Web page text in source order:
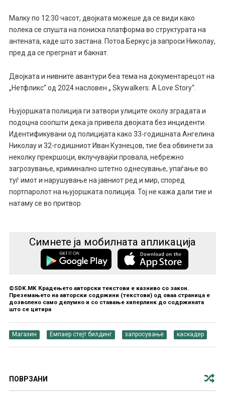
Малку по 12:30 часот, двојката можеше да се види како
полека се спушта на пониска платформа во структурата на
антената, каде што застана. Потоа Беркус ја запроси Николау,
пред да се прегрнат и бакнат.
Двојката и нивните авантури беа тема на документарецот на
„Нетфликс“ од 2024 насловен „ Skywalkers: A Love Story“.
Њујоршката полиција ги затвори улиците околу зградата и
подоцна соопшти дека ја привела двојката без инциденти.
Идентификувани од полицијата како 33-годишната Ангелина
Николау и 32-годишниот Иван Кузнецов, тие беа обвинети за
неколку прекршоци, вклучувајќи провала, небрежно
загрозување, криминално штетно однесување, упаѓање во
туѓ имот и нарушување на јавниот ред и мир, според
портпаролот на њујоршката полиција. Тој не кажа дали тие и
натаму се во притвор.
Симнете ја мобилната апликација
©SDK.MK Крадењето авторски текстови е казниво со закон.
Преземањето на авторски содржини (текстови) од оваа страница е
дозволено само делумно и со ставање хиперлинк до содржината
што се цитира
Магазин Емпаер стејт билдинг запросување каскадер
ПОВРЗАНИ